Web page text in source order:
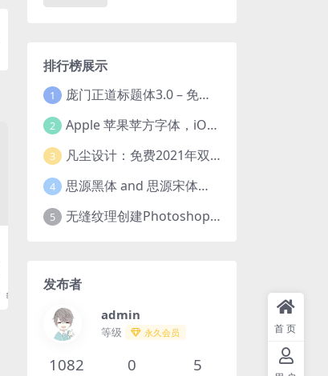
排行榜展示
1 庞门正道标题体3.0 – 免费可商用中文字体！
2 Apple 苹果苹方字体，iOS、macOS、tvOS系统默认字体
3 凡尘设计：免费2021年双十一活动主题字体！
4 思源黑体 and 思源宋体（免费商用）全套字体下载
5 无缝纹理创建Photoshop插件 Seamless Pattern Creation Kit
发布者
admin
等级 永久会员
1082 0 5
首页